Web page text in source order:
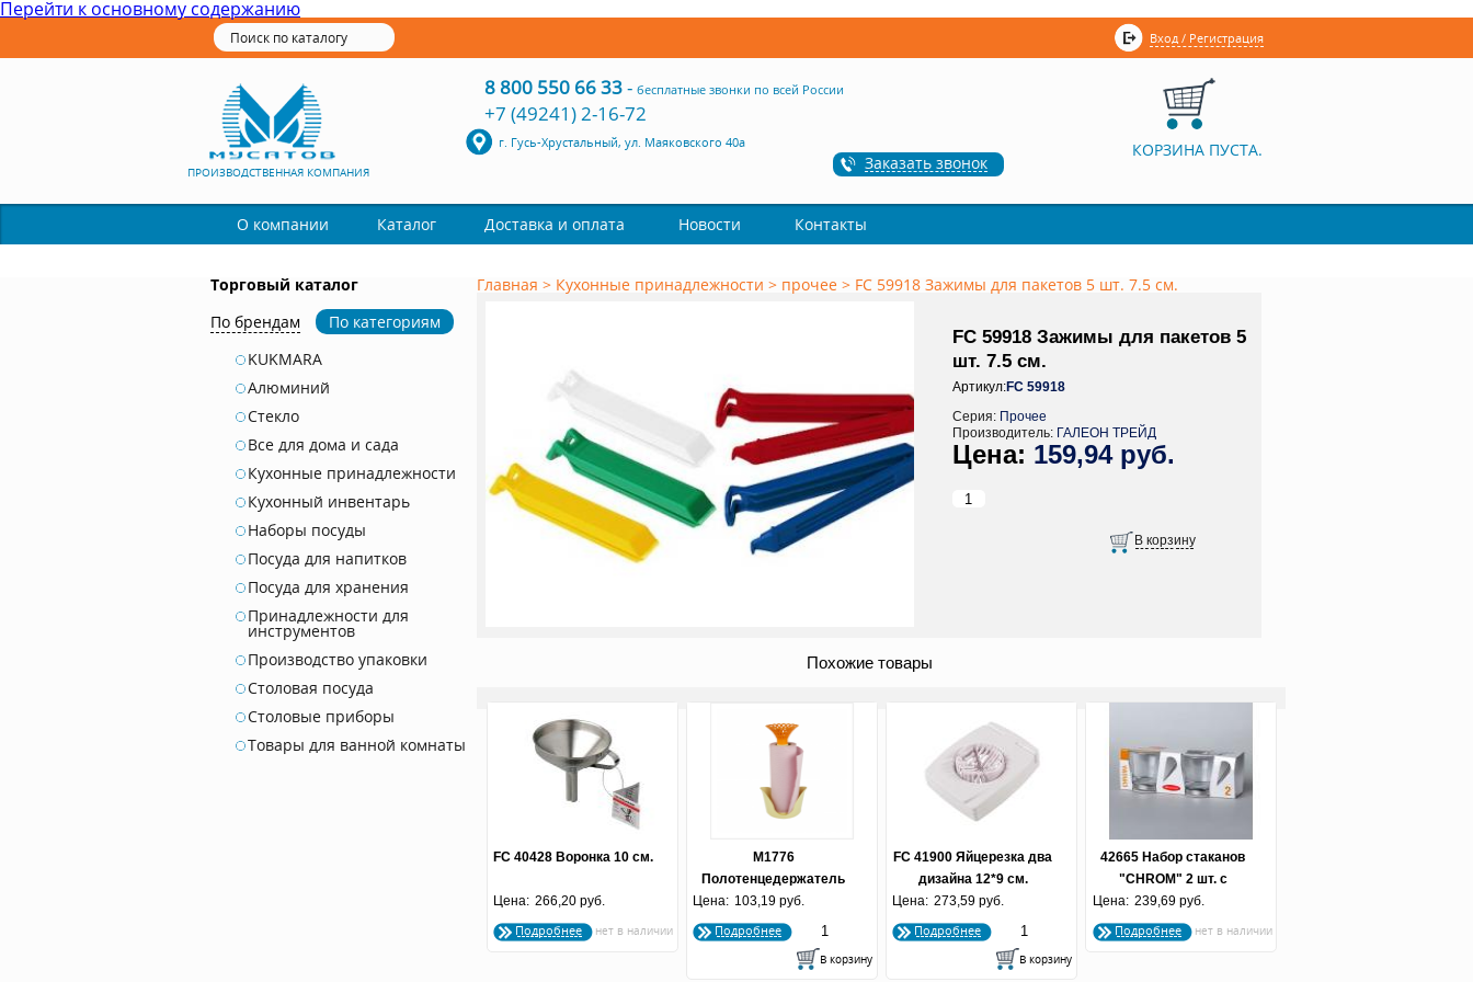
Перейти к основному содержанию
Вход / Регистрация
ПРОИЗВОДСТВЕННАЯ КОМПАНИЯ
8 800 550 66 33- бесплатные звонки по всей России
+7 (49241) 2-16-72
г. Гусь-Хрустальный, ул. Маяковского 40а
Заказать звонок
КОРЗИНА ПУСТА.
О компании Каталог Доставка и оплата Новости Контакты
Торговый каталог
По брендам
По категориям
KUKMARA
Алюминий
Стекло
Все для дома и сада
Кухонные принадлежности
Кухонный инвентарь
Наборы посуды
Посуда для напитков
Посуда для хранения
Принадлежности для
инструментов
Производство упаковки
Столовая посуда
Столовые приборы
Товары для ванной комнаты
Главная > Кухонные принадлежности > прочее > FC 59918 Зажимы для пакетов 5 шт. 7.5 см.
FC 59918 Зажимы для пакетов 5
шт. 7.5 см.
Артикул:FC 59918
Серия: Прочее
Производитель: ГАЛЕОН ТРЕЙД
159,94 руб.
Похожие товары
FC 40428 Воронка 10 см.
Цена: 266,20 руб.
Подробнее
М1776
Полотенцедержатель
(по 18 шт.)
Цена: 103,19 руб.
Подробнее
FC 41900 Яйцерезка два
дизайна 12*9 см.
Цена: 273,59 руб.
Подробнее
42665 Набор стаканов
"CHROM" 2 шт. с
металлической ручкой
240 мл. (по 8 шт.)
Цена: 239,69 руб.
Подробнее